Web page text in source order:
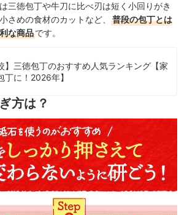
三徳包丁や牛刀に比べ刃は短く小回りがき
さめの食材のカットなど、
普段の包丁とは
な商品です。
】三徳包丁のおすすめ人気ランキング【家
丁に！2026年】
方は？